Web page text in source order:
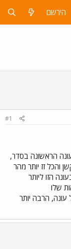
הירשם
#1
הראשונה בסדר,
והכל זז יותר מהר
הזו ליותר
שלו
הרבה יותר